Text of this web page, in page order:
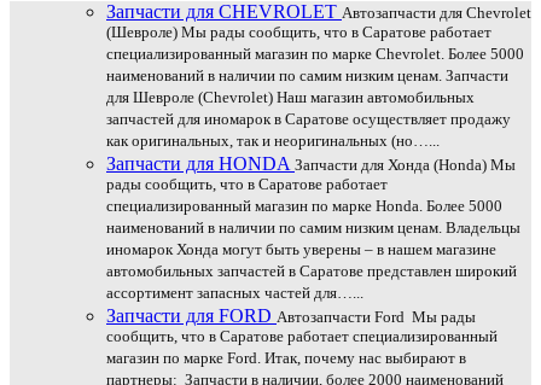
Запчасти для CHEVROLET Автозапчасти для Chevrolet
(Шевроле) Мы рады сообщить, что в Саратове работает
специализированный магазин по марке Chevrolet. Более 5000
наименований в наличии по самим низким ценам. Запчасти
для Шевроле (Chevrolet) Наш магазин автомобильных
запчастей для иномарок в Саратове осуществляет продажу
как оригинальных, так и неоригинальных (но…...
Запчасти для HONDA Запчасти для Хонда (Honda) Мы
рады сообщить, что в Саратове работает
специализированный магазин по марке Honda. Более 5000
наименований в наличии по самим низким ценам. Владельцы
иномарок Хонда могут быть уверены – в нашем магазине
автомобильных запчастей в Саратове представлен широкий
ассортимент запасных частей для…...
Запчасти для FORD Автозапчасти Ford Мы рады
сообщить, что в Саратове работает специализированный
магазин по марке Ford. Итак, почему нас выбирают в